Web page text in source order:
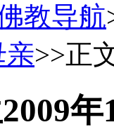
教导航
亲>>正